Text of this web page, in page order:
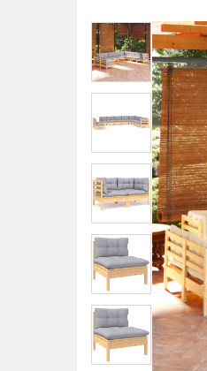
Producto para mascotas
y animales